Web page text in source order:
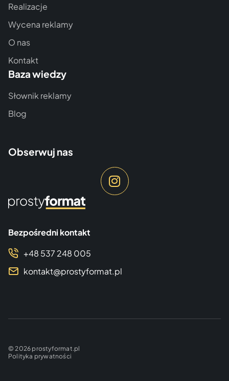
Bezpośredni kontakt
+48 537 248 005
kontakt@prostyformat.pl
Realizacje
Wycena reklamy
O nas
Kontakt
Baza wiedzy
Słownik reklamy
Blog
Obserwuj nas
© 2026 prostyformat.pl
Polityka prywatności